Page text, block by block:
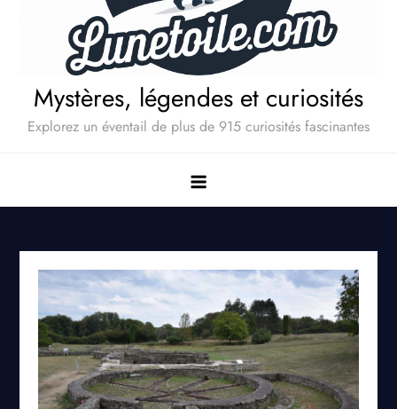
Mystères, légendes et curiosités
Explorez un éventail de plus de 915 curiosités fascinantes